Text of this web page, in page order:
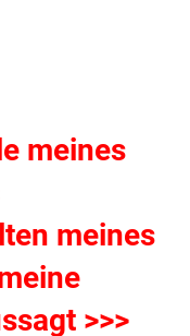
meines
meines
>>>